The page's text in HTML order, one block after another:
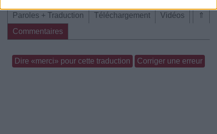
⇑
Paroles + Traduction Téléchargement
Vidéos
Commentaires
Dire «merci» pour cette traduction Corriger une erreur